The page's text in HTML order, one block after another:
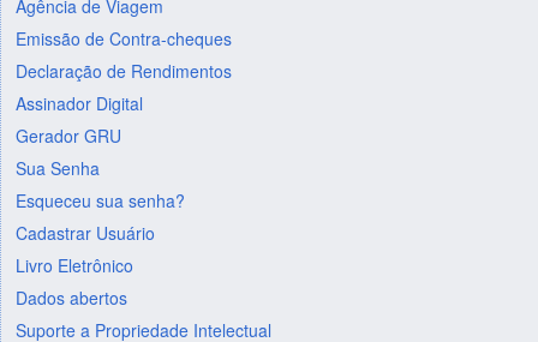
Agência de Viagem
Emissão de Contra-cheques
Declaração de Rendimentos
Assinador Digital
Gerador GRU
Sua Senha
Esqueceu sua senha?
Cadastrar Usuário
Livro Eletrônico
Dados abertos
Suporte a Propriedade Intelectual